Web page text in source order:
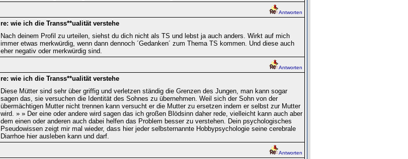
Antworten
re: wie ich die Transs**ualität verstehe
Nach deinem Profil zu urteilen, siehst du dich nicht als TS und lebst ja auch anders. Wirkt auf mich
immer etwas merkwürdig, wenn dann dennoch ´Gedanken´ zum Thema TS kommen. Und diese auch
eher negativ oder merkwürdig sind.
Antworten
re: wie ich die Transs**ualität verstehe
Diese Mütter sind sehr über griffig und verletzen ständig die Grenzen des Jungen, man kann sogar
sagen das, sie versuchen die Identität des Sohnes zu übernehmen. Weil sich der Sohn von der
übermächtigen Mutter nicht trennen kann versucht er die Mutter zu ersetzen indem er selbst zur Mutter
wird. » » Der eine oder andere wird sagen das ich großen Blödsinn daher rede, vielleicht kann auch aber
dem einen oder anderen auch dabei helfen das Problem besser zu verstehen. Dein psychologisches
Pseudowissen zeigt mir mal wieder, dass hier jeder selbsternannte Hobbypsychologie seine cerebrale
Diarrhoe hier ausleben kann und darf.
Antworten